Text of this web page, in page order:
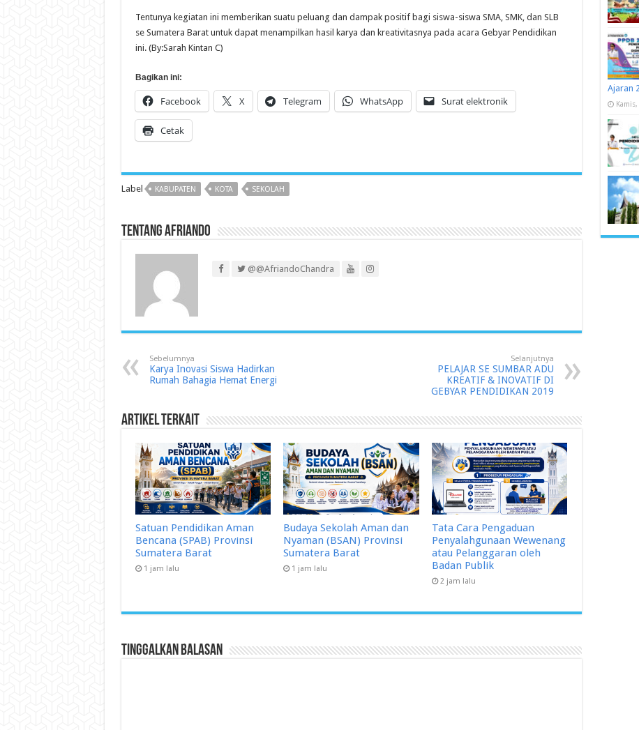
Tentunya kegiatan ini memberikan suatu peluang dan dampak positif bagi siswa-siswa SMA, SMK, dan SLB
se Sumatera Barat untuk dapat menampilkan hasil karya dan kreativitasnya pada acara Gebyar Pendidikan
ini. (By:Sarah Kintan C)
Bagikan ini:
Facebook X Telegram WhatsApp Surat elektronik
Cetak
Label KABUPATEN KOTA SEKOLAH
Tentang Afriando
@@AfriandoChandra
Sebelumnya
Karya Inovasi Siswa Hadirkan
Rumah Bahagia Hemat Energi
Selanjutnya
PELAJAR SE SUMBAR ADU
KREATIF & INOVATIF DI
GEBYAR PENDIDIKAN 2019
Artikel Terkait
Satuan Pendidikan Aman
Bencana (SPAB) Provinsi
Sumatera Barat
1 jam lalu
Budaya Sekolah Aman dan
Nyaman (BSAN) Provinsi
Sumatera Barat
1 jam lalu
Tata Cara Pengaduan
Penyalahgunaan Wewenang
atau Pelanggaran oleh
Badan Publik
2 jam lalu
Tinggalkan Balasan
Ajaran